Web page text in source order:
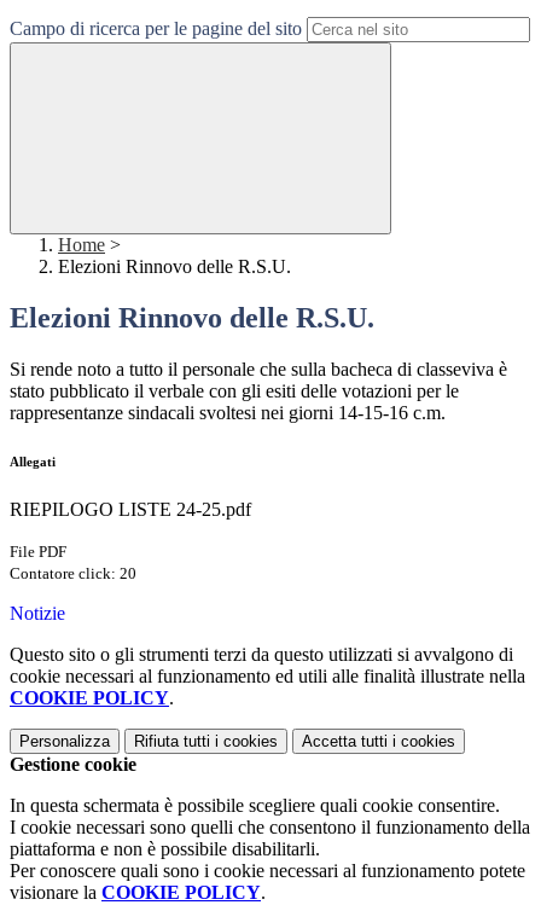
Campo di ricerca per le pagine del sito
Home >
Elezioni Rinnovo delle R.S.U.
Elezioni Rinnovo delle R.S.U.
Si rende noto a tutto il personale che sulla bacheca di classeviva è
stato pubblicato il verbale con gli esiti delle votazioni per le
rappresentanze sindacali svoltesi nei giorni 14-15-16 c.m.
Allegati
RIEPILOGO LISTE 24-25.pdf
File PDF
Contatore click: 20
Notizie
Questo sito o gli strumenti terzi da questo utilizzati si avvalgono di
cookie necessari al funzionamento ed utili alle finalità illustrate nella
COOKIE POLICY.
Personalizza Rifiuta tutti i cookies Accetta tutti i cookies
Gestione cookie
In questa schermata è possibile scegliere quali cookie consentire.
I cookie necessari sono quelli che consentono il funzionamento della
piattaforma e non è possibile disabilitarli.
Per conoscere quali sono i cookie necessari al funzionamento potete
visionare la COOKIE POLICY.